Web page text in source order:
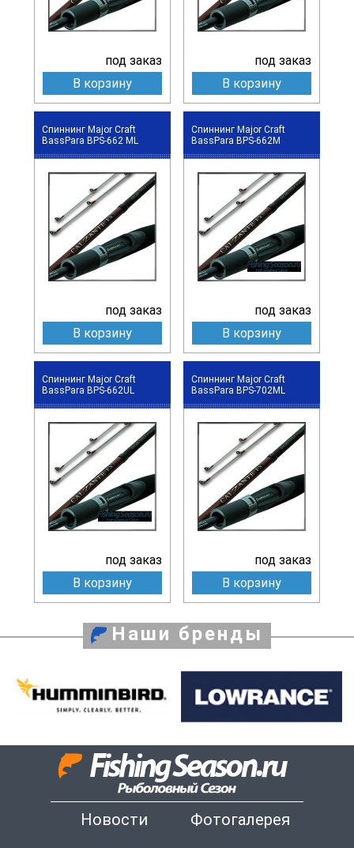
под заказ
В корзину
под заказ
В корзину
Спиннинг Major Craft
BassPara BPS-662 ML
под заказ
В корзину
Спиннинг Major Craft
BassPara BPS-662M
под заказ
В корзину
Спиннинг Major Craft
BassPara BPS-662UL
под заказ
В корзину
Спиннинг Major Craft
BassPara BPS-702ML
под заказ
В корзину
Наши бренды
Новости
Фотогалерея